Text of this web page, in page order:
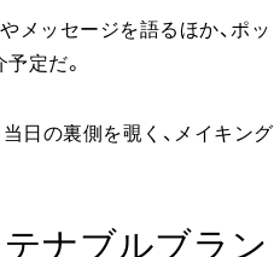
メッセージを語るほか、ポッ
定だ。
日の裏側を覗く、メイキング
ナブルブラン